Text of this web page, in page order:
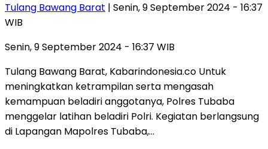
Tulang Bawang Barat | Senin, 9 September 2024 - 16:37
WIB
Senin, 9 September 2024 - 16:37 WIB
Tulang Bawang Barat, Kabarindonesia.co Untuk
meningkatkan ketrampilan serta mengasah
kemampuan beladiri anggotanya, Polres Tubaba
menggelar latihan beladiri Polri. Kegiatan berlangsung
di Lapangan Mapolres Tubaba,…